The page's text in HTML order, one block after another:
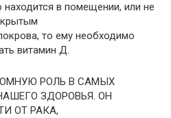
в помещении, или не
то ему необходимо
витамин Д.
РОЛЬ В САМЫХ
ЗДОРОВЬЯ. ОН
ОТ РАКА,